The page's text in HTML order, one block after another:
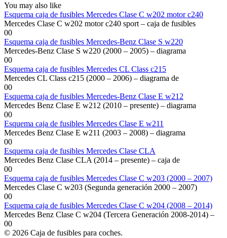
You may also like
Esquema caja de fusibles Mercedes Clase C w202 motor c240
Mercedes Clase C w202 motor c240 sport – caja de fusibles
00
Esquema caja de fusibles Mercedes-Benz Clase S w220
Mercedes-Benz Clase S w220 (2000 – 2005) – diagrama
00
Esquema caja de fusibles Mercedes CL Class c215
Mercedes CL Class c215 (2000 – 2006) – diagrama de
00
Esquema caja de fusibles Mercedes-Benz Clase E w212
Mercedes Benz Clase E w212 (2010 – presente) – diagrama
00
Esquema caja de fusibles Mercedes Clase E w211
Mercedes Benz Clase E w211 (2003 – 2008) – diagrama
00
Esquema caja de fusibles Mercedes Clase CLA
Mercedes Benz Clase CLA (2014 – presente) – caja de
00
Esquema caja de fusibles Mercedes Clase C w203 (2000 – 2007)
Mercedes Clase C w203 (Segunda generación 2000 – 2007)
00
Esquema caja de fusibles Mercedes Clase C w204 (2008 – 2014)
Mercedes Benz Clase C w204 (Tercera Generación 2008-2014) –
00
© 2026 Caja de fusibles para coches.